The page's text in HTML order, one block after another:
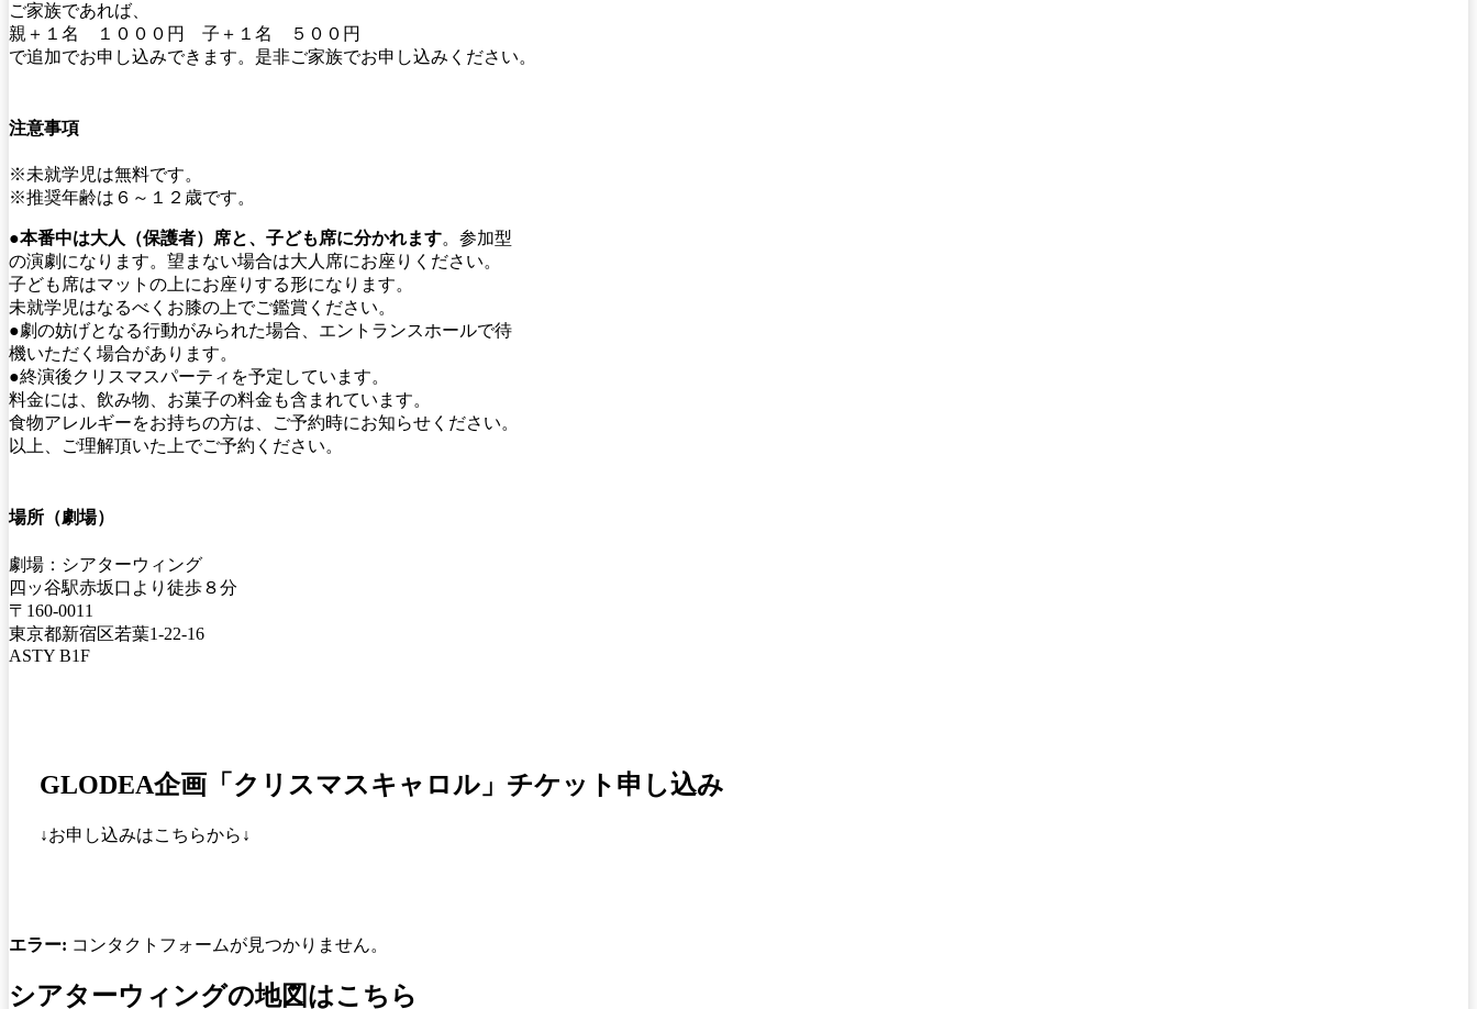
ご家族であれば、
親＋１名 １０００円 子＋１名 ５００円
で追加でお申し込みできます。是非ご家族でお申し込みください。
注意事項
※未就学児は無料です。
※推奨年齢は６～１２歳です。
●本番中は大人（保護者）席と、子ども席に分かれます。参加型
の演劇になります。望まない場合は大人席にお座りください。
子ども席はマットの上にお座りする形になります。
未就学児はなるべくお膝の上でご鑑賞ください。
●劇の妨げとなる行動がみられた場合、エントランスホールで待
機いただく場合があります。
●終演後クリスマスパーティを予定しています。
料金には、飲み物、お菓子の料金も含まれています。
食物アレルギーをお持ちの方は、ご予約時にお知らせください。
以上、ご理解頂いた上でご予約ください。
場所（劇場）
劇場：シアターウィング
四ッ谷駅赤坂口より徒歩８分
〒160-0011
東京都新宿区若葉1-22-16
ASTY B1F
GLODEA企画「クリスマスキャロル」チケット申し込み
↓お申し込みはこちらから↓
エラー: コンタクトフォームが見つかりません。
シアターウィングの地図はこちら